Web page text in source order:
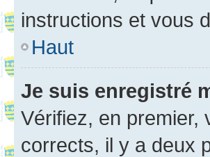
instructions et vous
Haut
Je suis enregistré
Vérifiez, en premier,
corrects, il y a deux